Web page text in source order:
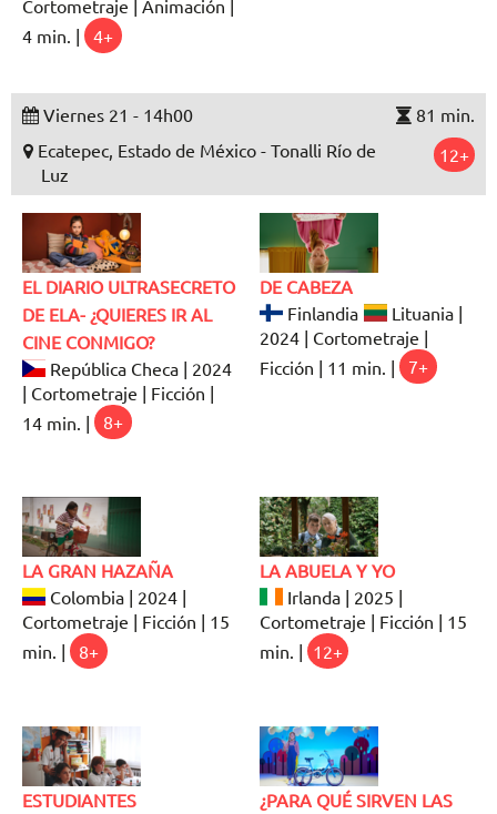
Cortometraje | Animación |
4 min. |
4+
Viernes 21 - 14h00
81 min.
Ecatepec, Estado de México - Tonalli Río de
Luz
12+
EL DIARIO ULTRASECRETO
DE ELA- ¿QUIERES IR AL
CINE CONMIGO?
República Checa | 2024
| Cortometraje | Ficción |
14 min. |
8+
DE CABEZA
Finlandia
Lituania |
2024 | Cortometraje |
Ficción | 11 min. |
7+
LA GRAN HAZAÑA
Colombia | 2024 |
Cortometraje | Ficción | 15
min. |
8+
LA ABUELA Y YO
Irlanda | 2025 |
Cortometraje | Ficción | 15
min. | 12+
ESTUDIANTES
¿PARA QUÉ SIRVEN LAS